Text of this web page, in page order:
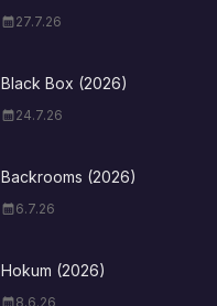
27.7.26
Black Box (2026)
24.7.26
Backrooms (2026)
6.7.26
Hokum (2026)
8.6.26